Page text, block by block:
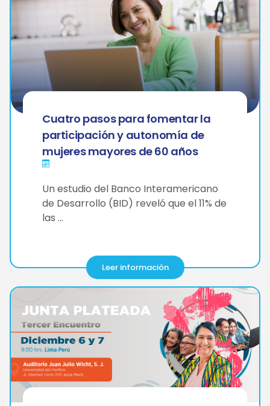
Cuatro pasos para fomentar la
participación y autonomía de
mujeres mayores de 60 años
Un estudio del Banco Interamericano
de Desarrollo (BID) reveló que el 11% de
las …
Leer información